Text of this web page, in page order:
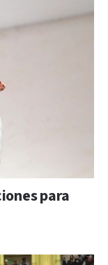
para